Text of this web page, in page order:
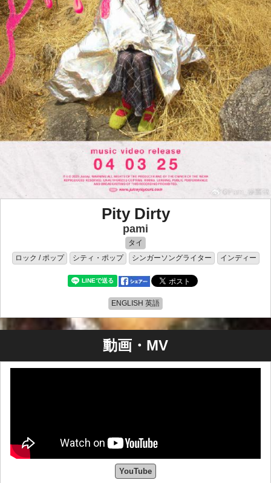
Pity Dirty
pami
タイ
ロック / ポップ
シティ・ポップ シンガーソングライター インディー
ENGLISH 英語
動画・MV
YouTube